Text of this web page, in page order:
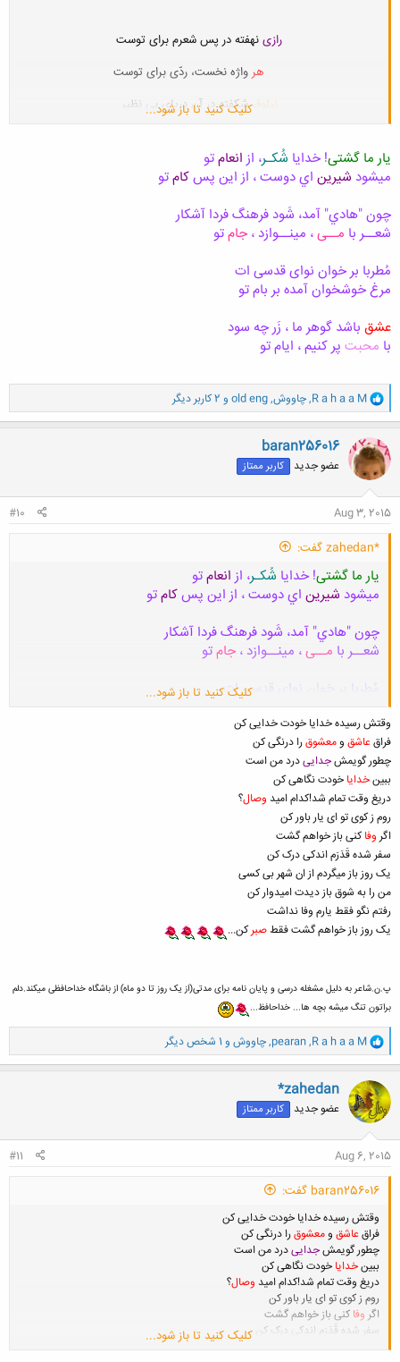
رازینهفته در پس شعرم برای توست
هرواژه نخست، ردّی برای توست
نیلوفرشکفته در آن دریای بی نظیر
.....................................................................................................
در کوه کندن درنگ کن فرهاد!
.....................................................................................................
اینبود راز شعر و دلدادگی عزیز
.......یک حرف از اول هر مصرع نام توست
کلیک کنید تا باز شود...
یار ما گشتی! خدایا شُکـر، ازانعامتو
میشود شیرین اي دوست ، از این پسکامتو
چون "هادي" آمد، شَود فرهنگ فردا آشکار
شعــر با مــی، مینــوازد ، جامتو
مُطربا بر خوان نوای قدسی ات
مرغ خوشخوان آمده بر بام تو
عشق باشد گوهر ما ، زَر چه سود
با محبت پر کنیم ، ایام تو
و
ا
ک
ن
ش
ه
ا
R a h a a M
,چاووش,
old eng و 2 کاربر دیگر
baran256016
عضو جدید کاربر ممتاز
Aug 3, 2015
#10
*zahedan گفت:
یار ما گشتی! خدایا شُکـر، از انعامتو
میشود شیرین اي دوست ، از این پسکامتو
چون "هادي" آمد، شَود فرهنگ فردا آشکار
شعــر با مــی، مینــوازد ، جامتو
مُطربا بر خوان نوای قدسی ات
عشقباشد گوهر ما ، زَر چه سود
بامحبتپر کنیم ، ایام تو
کلیک کنید تا باز شود...
وقتش رسیده خدایا خودت خدایی کن
فراقعاشق ومعشوقرا درنگی کن
چطور گویمشجداییدرد من است
ببینخدایا خودت نگاهی کن
دریغ وقت تمام شد!کدام امید وصال؟
روم ز کوی تو ای یار باور کن
اگروفاکنی باز خواهم گشت
سفر شده قَدَرَم اندکی درک کن
یک روز باز میگردم از ان شهر بی کسی
من را به شوق باز دیدت امیدوار کن
رفتم نگو فقط یارم وفا نداشت
یک روز باز خواهم گشت فقطصبرکن...
پ.ن.شاعر به دلیل مشغله درسی و پایان نامه برای مدتی(از یک روز تا دو ماه) از باشگاه خداحافظی میکند.دلم
براتون تنگ میشه بچه ها... خداحافظ...
و
ا
ک
ن
ش
ه
ا
R a h a a M
,
pearan
,چاووش و 1 شخص دیگر
*zahedan
عضو جدید کاربر ممتاز
Aug 6, 2015
#11
baran256016 گفت:
وقتش رسیده خدایا خودت خدایی کن
فراقعاشق و معشوقرا درنگی کن
چطور گویمشجداییدرد من است
ببینخدایا خودت نگاهی کن
دریغ وقت تمام شد!کدام امید وصال؟
روم ز کوی تو ای یار باور کن
اگر وفا کنی باز خواهم گشت
سفر شده قَدَرَم اندکی درک کن
یک روز باز میگردم از ان شهر بی کسی
کلیک کنید تا باز شود...